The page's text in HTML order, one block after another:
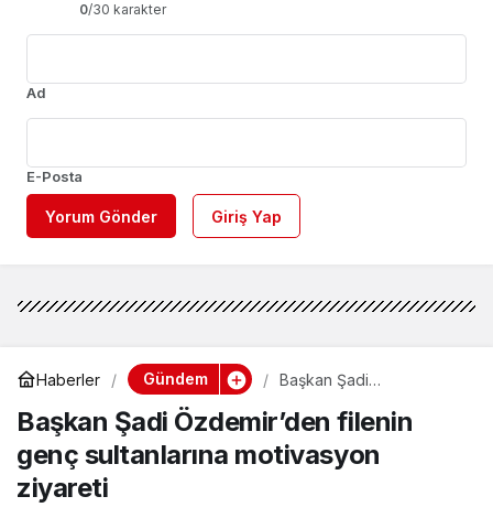
0/30 karakter
Ad
E-Posta
Yorum Gönder Giriş Yap
Haberler Gündem
Başkan Şadi
sultanlarına motivasyon
ziyareti
Başkan Şadi Özdemir’den filenin
genç sultanlarına motivasyon
ziyareti